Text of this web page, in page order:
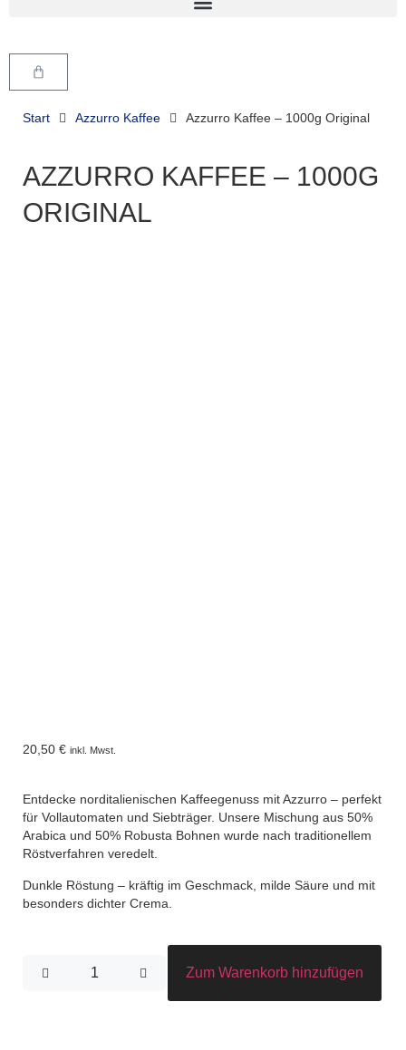
Start Azzurro Kaffee Azzurro Kaffee – 1000g Original
AZZURRO KAFFEE – 1000G
ORIGINAL
20,50 € inkl. Mwst.
Entdecke norditalienischen Kaffeegenuss mit Azzurro – perfekt
für Vollautomaten und Siebträger. Unsere Mischung aus 50%
Arabica und 50% Robusta Bohnen wurde nach traditionellem
Röstverfahren veredelt.
Dunkle Röstung – kräftig im Geschmack, milde Säure und mit
besonders dichter Crema.
Zum Warenkorb hinzufügen